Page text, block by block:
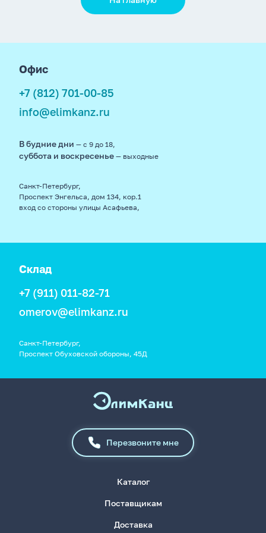
Офис
+7 (812) 701-00-85
info@elimkanz.ru
В будние дни — с 9 до 18,
суббота и воскресенье — выходные
Санкт-Петербург,
Проспект Энгельса, дом 134, кор.1
вход со стороны улицы Асафьева,
Склад
+7 (911) 011-82-71
omerov@elimkanz.ru
Санкт-Петербург,
Проспект Обуховской обороны, 45Д
Перезвоните мне
Каталог
Поставщикам
Доставка